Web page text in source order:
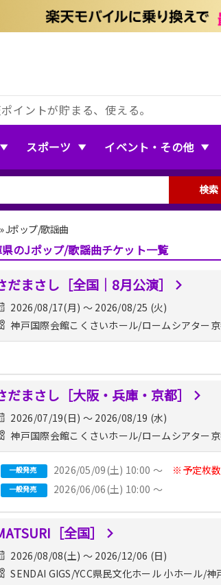
イントが貯まる、使える。
スポーツ イベント・その他
検索
»Jポップ/歌謡曲
のJポップ/歌謡曲チケット一覧
だまさし［全国｜8月公演］
2026/08/17(月) 〜 2026/08/25 (火)
神戸国際会館こくさいホール/ロームシアター
だまさし［大阪・兵庫・京都］
2026/07/19(日) 〜 2026/08/19 (水)
神戸国際会館こくさいホール/ロームシアター
一般発売 2026/05/09(土) 10:00 〜 ※予定枚
一般発売 2026/06/06(土) 10:00 〜
［全国］
2026/08/08(土) 〜 2026/12/06 (日)
SENDAI GIGS/YCC県民文化ホール 小ホール/